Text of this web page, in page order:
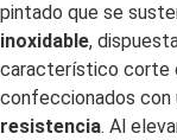
pintado que se
inoxidable,
característico corte
confeccionados con
resistencia. Al